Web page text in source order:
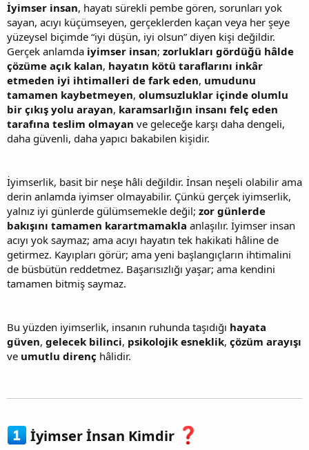
İyimser insan, hayatı sürekli pembe gören, sorunları yok
sayan, acıyı küçümseyen, gerçeklerden kaçan veya her şeye
yüzeysel biçimde “iyi düşün, iyi olsun” diyen kişi değildir.
Gerçek anlamda iyimser insan; zorlukları gördüğü hâlde
çözüme açık kalan, hayatın kötü taraflarını inkâr
etmeden iyi ihtimalleri de fark eden, umudunu
tamamen kaybetmeyen, olumsuzluklar içinde olumlu
bir çıkış yolu arayan, karamsarlığın insanı felç eden
tarafına teslim olmayan ve geleceğe karşı daha dengeli,
daha güvenli, daha yapıcı bakabilen kişidir.
İyimserlik, basit bir neşe hâli değildir. İnsan neşeli olabilir ama
derin anlamda iyimser olmayabilir. Çünkü gerçek iyimserlik,
yalnız iyi günlerde gülümsemekle değil; zor günlerde
bakışını tamamen karartmamakla anlaşılır. İyimser insan
acıyı yok saymaz; ama acıyı hayatın tek hakikati hâline de
getirmez. Kayıpları görür; ama yeni başlangıçların ihtimalini
de büsbütün reddetmez. Başarısızlığı yaşar; ama kendini
tamamen bitmiş saymaz.
Bu yüzden iyimserlik, insanın ruhunda taşıdığı hayata
güven, gelecek bilinci, psikolojik esneklik, çözüm arayışı
ve umutlu direnç hâlidir.
İyimser İnsan Kimdir